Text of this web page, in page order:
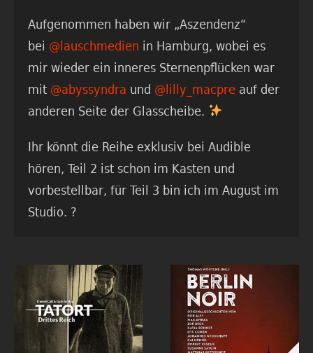
Aufgenommen haben wir „Aszendenz“
bei @lauschmedien in Hamburg, wobei es
mir wieder ein inneres Sternenpflücken war
mit@abyssyndra und @lilly_macpre auf der
anderen Seite der Glasscheibe.
Ihr könnt die Reihe exklusiv bei Audible
hören, Teil 2 ist schon im Kasten und
vorbestellbar, für Teil 3 bin ich im August im
Studio. ?